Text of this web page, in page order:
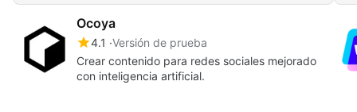
Ocoya
4.1 Versión de prueba
Crear contenido para redes sociales mejorado
con inteligencia artificial.